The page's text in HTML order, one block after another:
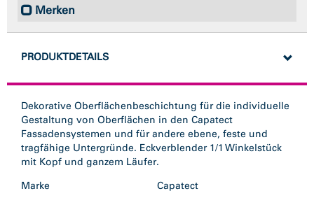
Merken
PRODUKTDETAILS
Dekorative Oberflächenbeschichtung für die individuelle
Gestaltung von Oberflächen in den Capatect
Fassadensystemen und für andere ebene, feste und
tragfähige Untergründe. Eckverblender 1/1 Winkelstück
mit Kopf und ganzem Läufer.
Marke
Capatect